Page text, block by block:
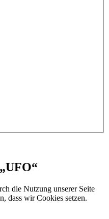
die Nutzung unserer Seite
dass wir Cookies setzen.